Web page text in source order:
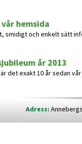
hemsida
smidigt och enkelt sätt
år 2013
är det exakt 10 år sedan
Adress: